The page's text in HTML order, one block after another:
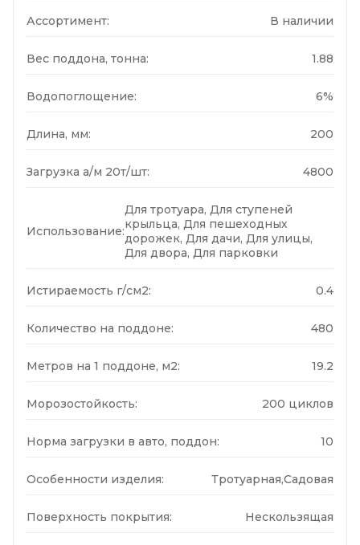
Ассортимент: В наличии
Вес поддона, тонна: 1.88
Водопоглощение: 6%
Длина, мм: 200
Загрузка а/м 20т/шт: 4800
Использование:
Для тротуара, Для ступеней
крыльца, Для пешеходных
дорожек, Для дачи, Для улицы,
Для двора, Для парковки
Истираемость г/см2: 0.4
Количество на поддоне: 480
Метров на 1 поддоне, м2: 19.2
Морозостойкость: 200 циклов
Норма загрузки в авто, поддон: 10
Особенности изделия: Тротуарная,Садовая
Поверхность покрытия: Нескользящая